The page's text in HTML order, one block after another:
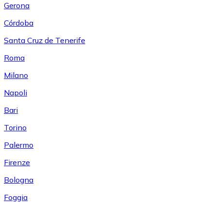
Gerona
Córdoba
Santa Cruz de Tenerife
Roma
Milano
Napoli
Bari
Torino
Palermo
Firenze
Bologna
Foggia